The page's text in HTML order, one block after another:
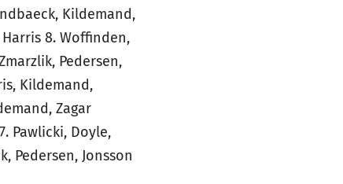
Kildemand,
Harris 8. Woffinden,
Pedersen,
Kildemand,
Zagar
Pawlicki, Doyle,
Pedersen, Jonsson